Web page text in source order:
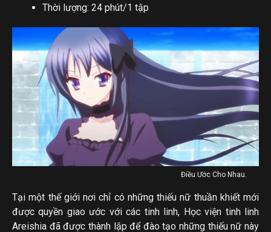
Thời lượng: 24 phút/1 tập
Điều Ước Cho Nhau.
Tại một thế giới nơi chỉ có những thiếu nữ thuần khiết mới
được quyền giao ước với các tinh linh, Học viện tinh linh
Areishia đã được thành lập để đào tạo những thiếu nữ này